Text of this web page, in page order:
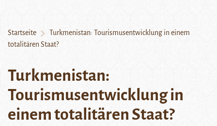
Startseite
Turkmenistan: Tourismusentwicklung in einem
totalitären Staat?
Turkmenistan:
Tourismusentwicklung in
einem totalitären Staat?